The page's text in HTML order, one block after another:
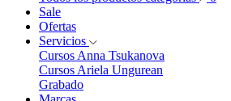
Sale
Ofertas
Servicios
Cursos Anna Tsukanova
Cursos Ariela Ungurean
Grabado